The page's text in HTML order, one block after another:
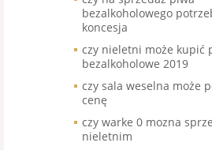
bezalkoholowego
koncesja
czy nieletni może kupić
bezalkoholowe 2019
czy sala weselna może
cenę
czy warke 0 mozna
nieletnim